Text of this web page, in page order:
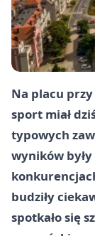
Na placu przy
sport miał
typowych
wyników
budziły
spotkało się